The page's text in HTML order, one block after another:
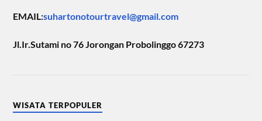
EMAIL:suhartonotourtravel@gmail.com
Jl.Ir.Sutami no 76 Jorongan Probolinggo 67273
WISATA TERPOPULER